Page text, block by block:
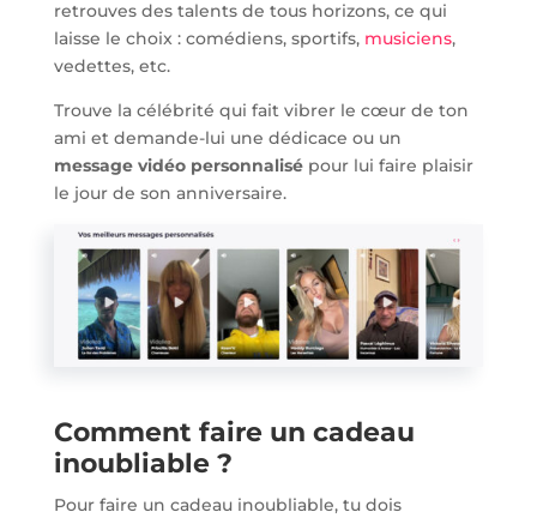
retrouves des talents de tous horizons, ce qui
laisse le choix : comédiens, sportifs, musiciens,
vedettes, etc.
Trouve la célébrité qui fait vibrer le cœur de ton
ami et demande-lui une dédicace ou un
message vidéo personnalisépour lui faire plaisir
le jour de son anniversaire.
Comment faire un cadeau
inoubliable ?
Pour faire un cadeau inoubliable, tu dois